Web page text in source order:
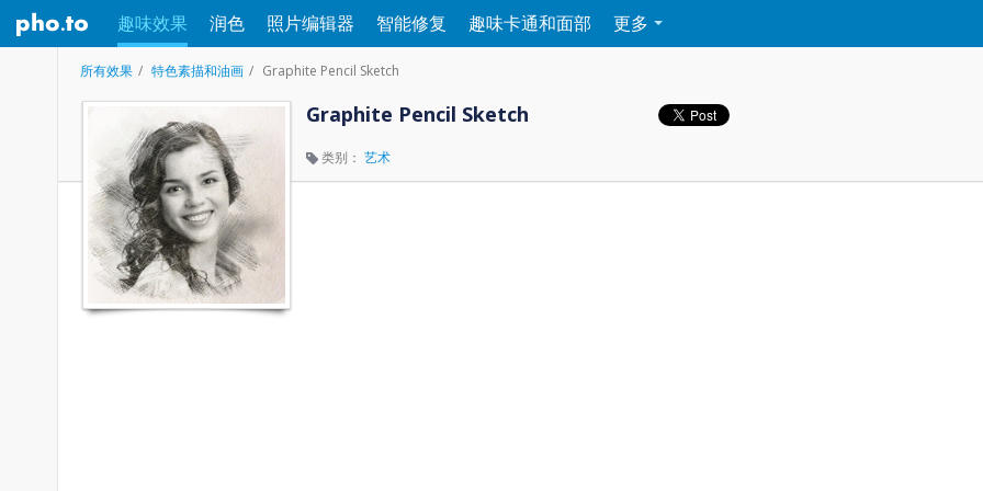
趣味效果 润色 照片编辑器 智能修复 趣味卡通和面部 更多
所有效果 特色素描和油画 Graphite Pencil Sketch
Graphite Pencil Sketch
类别： 艺术